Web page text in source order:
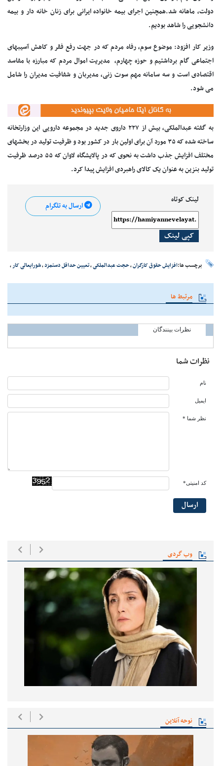
وب گردی
نوحه آنلاین
دولت، ماهانه شد.همچنین اجرای بیمه خانواده ایرانی برای زنان خانه دار و بیمه
دانشجویی را شاهد بودیم.
وزیر کار افزود: موضوع سوم، رفاه مردم که در جهت رفع فقر و کاهش آسیبهای
اجتماعی گام برداشتیم و حوزه چهارم، مدیریت اموال مردم که مبارزه با مفاسد
اقتصادی است و سه سامانه مهم سوت زنی، مدیربان و شفافیت مدیران را شامل
می شود.
به گفته عبدالملکی، بیش از ۲۲۷ داروی جدید در مجموعه دارویی این وزارتخانه
ساخته شده که ۳۵ مورد آن برای اولین بار در کشور بود و ظرفیت تولید در بخشهای
مختلف افزایش جذب داشت به نحوی که در پالایشگاه لاوان که ۵۵ درصد ظرفیت
تولید بنزین به عنوان یک کالای راهبردی افزایش پیدا کرد.
لینک کوتاه
کپی لینک
ارسال به تلگرام
برچسب ها:افزایش حقوق کارگران،حجت عبدالملکی،تعیین حداقل دستمزد،شورایعالی کار،
مرتبط ها
نظرات بینندگان
نظرات شما
نام
ایمیل
نظر شما *
کد امنیتی*
ارسال